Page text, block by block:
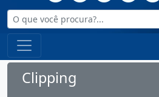
Clipping